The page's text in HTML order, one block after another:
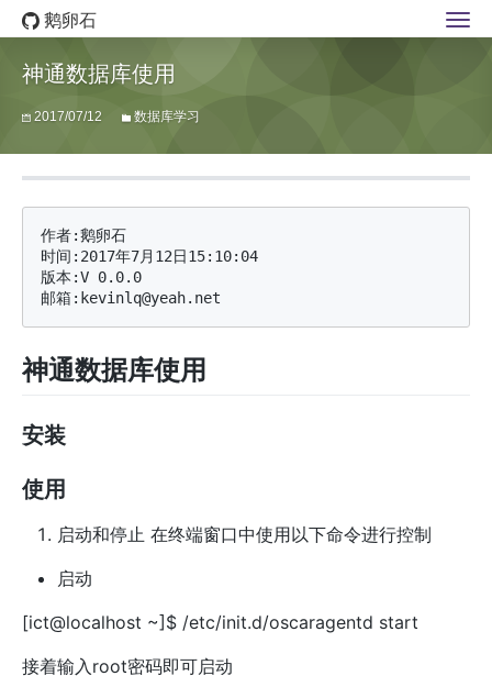
鹅卵石
神通数据库使用
2017/07/12 数据库学习
作者:鹅卵石
时间:2017年7月12日15:10:04
版本:V 0.0.0
神通数据库使用
安装
使用
启动和停止 在终端窗口中使用以下命令进行控制
启动
[ict@localhost ~]$ /etc/init.d/oscaragentd start
接着输入root密码即可启动